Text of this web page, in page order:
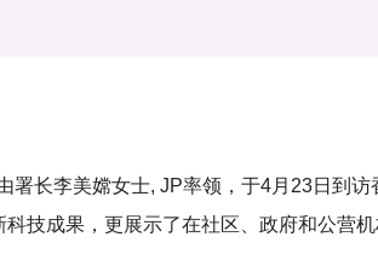
署长李美嫦女士, JP率领，于4月23日到
技成果，更展示了在社区、政府和公营